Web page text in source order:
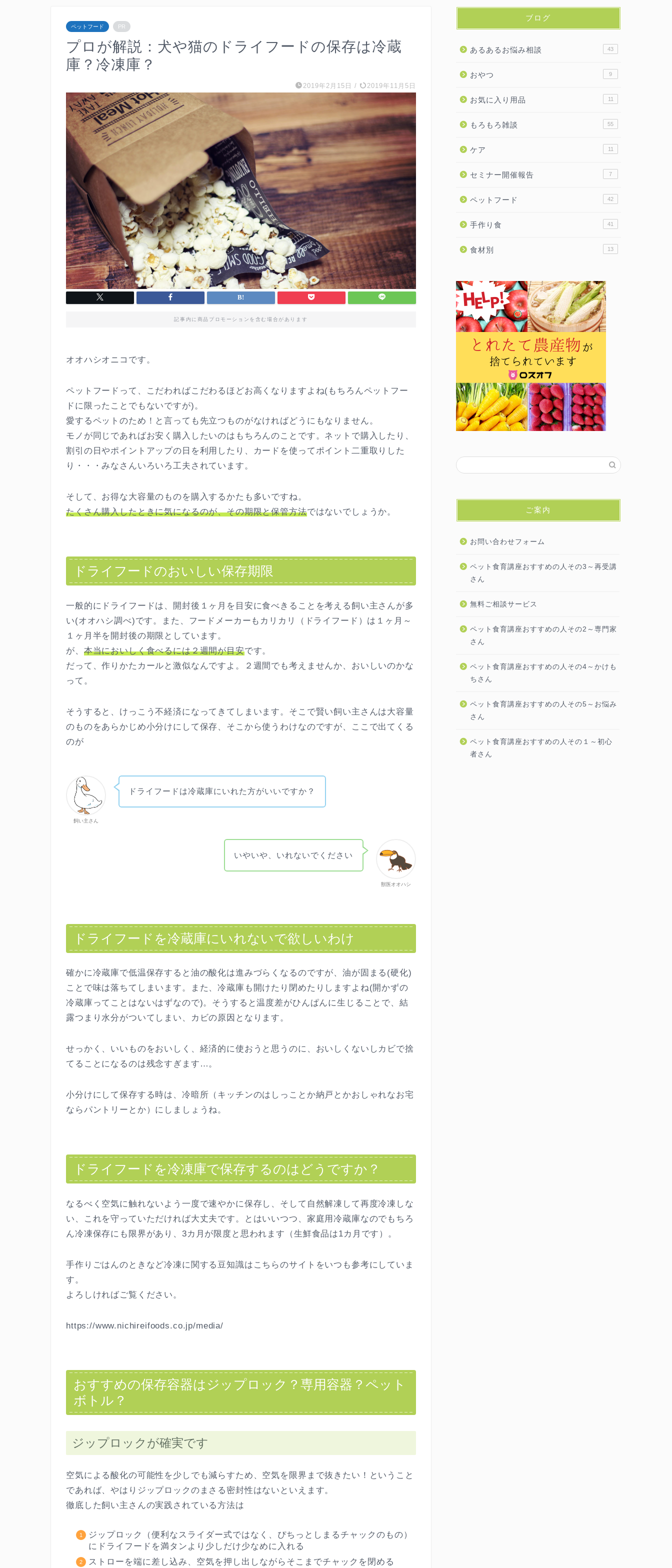
ペットフード PR
プロが解説：犬や猫のドライフードの保存は冷蔵
庫？冷凍庫？
2019年2月15日 / 2019年11月5日
記事内に商品プロモーションを含む場合があります
オオハシオニコです。
ペットフードって、こだわればこだわるほどお高くなりますよね(もちろんペットフー
ドに限ったことでもないですが)。
愛するペットのため！と言っても先立つものがなければどうにもなりません。
モノが同じであればお安く購入したいのはもちろんのことです。ネットで購入したり、
割引の日やポイントアップの日を利用したり、カードを使ってポイント二重取りした
り・・・みなさんいろいろ工夫されています。
そして、お得な大容量のものを購入するかたも多いですね。
たくさん購入したときに気になるのが、その期限と保管方法ではないでしょうか。
ドライフードのおいしい保存期限
一般的にドライフードは、開封後１ヶ月を目安に食べきることを考える飼い主さんが多
い(オオハシ調べ)です。また、フードメーカーもカリカリ（ドライフード）は１ヶ月～
１ヶ月半を開封後の期限としています。
が、 本当においしく食べるには２週間が目安です。
だって、作りかたカールと激似なんですよ。２週間でも考えませんか、おいしいのかな
って。
そうすると、けっこう不経済になってきてしまいます。そこで賢い飼い主さんは大容量
のものをあらかじめ小分けにして保存、そこから使うわけなのですが、ここで出てくる
のが
飼い主さん
ドライフードは冷蔵庫にいれた方がいいですか？
獣医オオハシ
いやいや、いれないでください
ドライフードを冷蔵庫にいれないで欲しいわけ
確かに冷蔵庫で低温保存すると油の酸化は進みづらくなるのですが、油が固まる(硬化)
ことで味は落ちてしまいます。また、冷蔵庫も開けたり閉めたりしますよね(開かずの
冷蔵庫ってことはないはずなので)。そうすると温度差がひんぱんに生じることで、結
露つまり水分がついてしまい、カビの原因となります。
せっかく、いいものをおいしく、経済的に使おうと思うのに、おいしくないしカビで捨
てることになるのは残念すぎます…。
小分けにして保存する時は、冷暗所（キッチンのはしっことか納戸とかおしゃれなお宅
ならパントリーとか）にしましょうね。
ドライフードを冷凍庫で保存するのはどうですか？
なるべく空気に触れないよう一度で速やかに保存し、そして自然解凍して再度冷凍しな
い、これを守っていただければ大丈夫です。とはいいつつ、家庭用冷蔵庫なのでもちろ
ん冷凍保存にも限界があり、3カ月が限度と思われます（生鮮食品は1カ月です）。
手作りごはんのときなど冷凍に関する豆知識はこちらのサイトをいつも参考にしていま
す。
よろしければご覧ください。
https://www.nichireifoods.co.jp/media/
おすすめの保存容器はジップロック？専用容器？ペット
ボトル？
ジップロックが確実です
空気による酸化の可能性を少しでも減らすため、空気を限界まで抜きたい！ということ
であれば、やはりジップロックのまさる密封性はないといえます。
徹底した飼い主さんの実践されている方法は
ジップロック（便利なスライダー式ではなく、ぴちっとしまるチャックのもの）
にドライフードを満タンより少しだけ少なめに入れる
ストローを端に差し込み、空気を押し出しながらそこまでチャックを閉める
ブログ
あるあるお悩み相談 43
おやつ 9
お気に入り用品 11
もろもろ雑談 55
ケア 11
セミナー開催報告 7
ペットフード 42
手作り食 41
食材別 13
ご案内
お問い合わせフォーム
ペット食育講座おすすめの人その3～再受講
さん
無料ご相談サービス
ペット食育講座おすすめの人その2～専門家
さん
ペット食育講座おすすめの人その4～かけも
ちさん
ペット食育講座おすすめの人その5～お悩み
さん
ペット食育講座おすすめの人その１～初心
者さん